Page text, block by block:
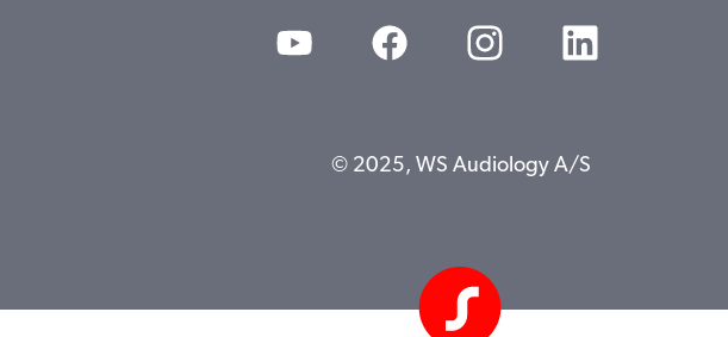
© 2025, WS Audiology A/S